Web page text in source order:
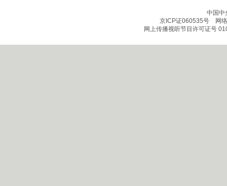
中国中
京ICP证060535号网络
网上传播视听节目许可证号